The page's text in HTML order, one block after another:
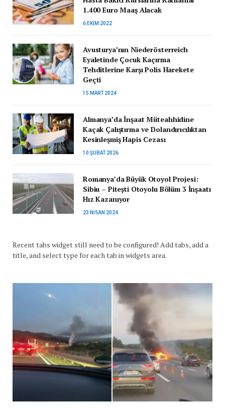
1.400 Euro Maaş Alacak
6 EKIM 2022
Avusturya’nın Niederösterreich
Eyaletinde Çocuk Kaçırma
Tehditlerine Karşı Polis Harekete
Geçti
15 MART 2024
Almanya’da İnşaat Müteahhidine
Kaçak Çalıştırma ve Dolandırıcılıktan
Kesinleşmiş Hapis Cezası
10 ŞUBAT 2026
Romanya’da Büyük Otoyol Projesi:
Sibiu – Pitești Otoyolu Bölüm 3 İnşaatı
Hız Kazanıyor
23 NISAN 2024
Recent tabs widget still need to be configured! Add tabs, add a
title, and select type for each tab in widgets area.